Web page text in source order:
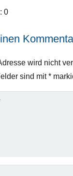
0
wird nicht
sind mit*